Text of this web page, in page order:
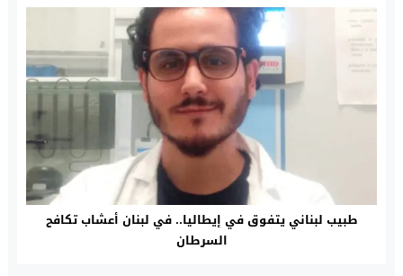
طبيب لبناني يتفوق في إيطاليا.. في لبنان أعشاب تكافح
السرطان